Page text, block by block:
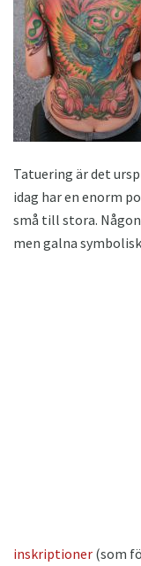
Tatuering är det
idag har en enorm
små till stora.
men galna
inskriptioner (som